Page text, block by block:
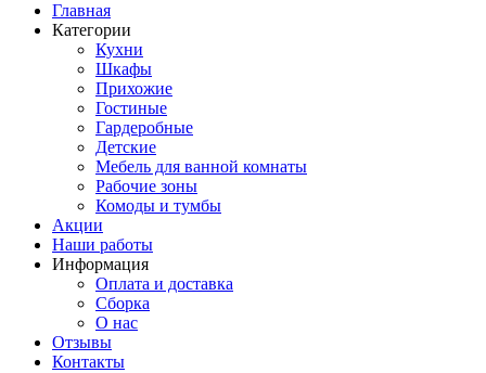
Главная
Категории
Кухни
Шкафы
Прихожие
Гостиные
Гардеробные
Детские
Мебель для ванной комнаты
Рабочие зоны
Комоды и тумбы
Акции
Наши работы
Информация
Оплата и доставка
Сборка
О нас
Отзывы
Контакты